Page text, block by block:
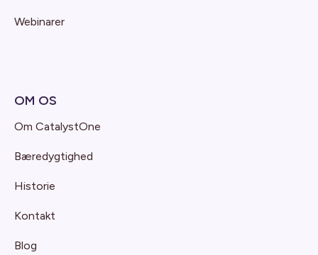
Webinarer
OM OS
Om CatalystOne
Bæredygtighed
Historie
Kontakt
Blog